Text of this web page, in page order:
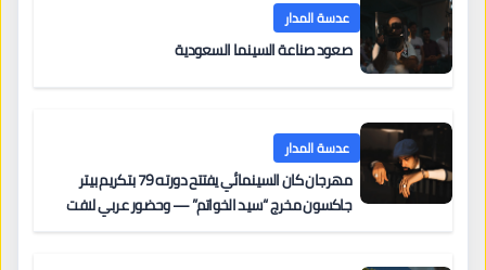
عدسة المدار
صعود صناعة السينما السعودية
عدسة المدار
مهرجان كان السينمائي يفتتح دورته 79 بتكريم بيتر
جاكسون مخرج “سيد الخواتم” — وحضور عربي لافت